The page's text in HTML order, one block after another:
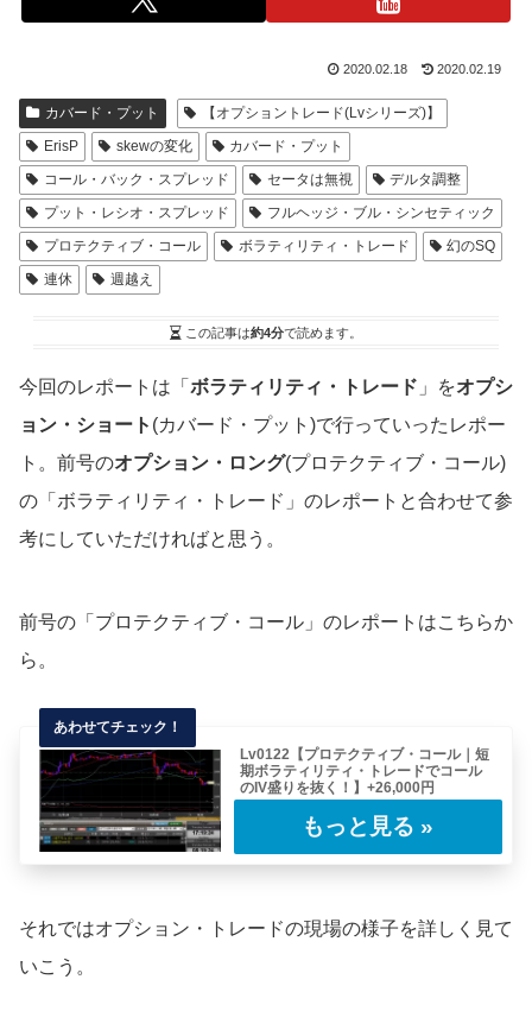
2020.02.18 2020.02.19
カバード・プット
【オプショントレード(Lvシリーズ)】
ErisP
skewの変化
カバード・プット
コール・バック・スプレッド
セータは無視
デルタ調整
プット・レシオ・スプレッド
フルヘッジ・ブル・シンセティック
プロテクティブ・コール
ボラティリティ・トレード
幻のSQ
連休
週越え
この記事は約4分で読めます。
今回のレポートは「 ボラティリティ・トレード 」をオプシ
ョン・ショート (カバード・プット)で行っていったレポー
ト。前号のオプション・ロング(プロテクティブ・コール)
の「ボラティリティ・トレード」のレポートと合わせて参
考にしていただければと思う。
前号の「プロテクティブ・コール」のレポートはこちらか
ら。
Lv0122【プロテクティブ・コール｜短
期ボラティリティ・トレードでコール
のIV盛りを抜く！】+26,000円
ティブ・コール」の模範的トレード。これぞ
それではオプション・トレードの現場の様子を詳しく見て
いこう。